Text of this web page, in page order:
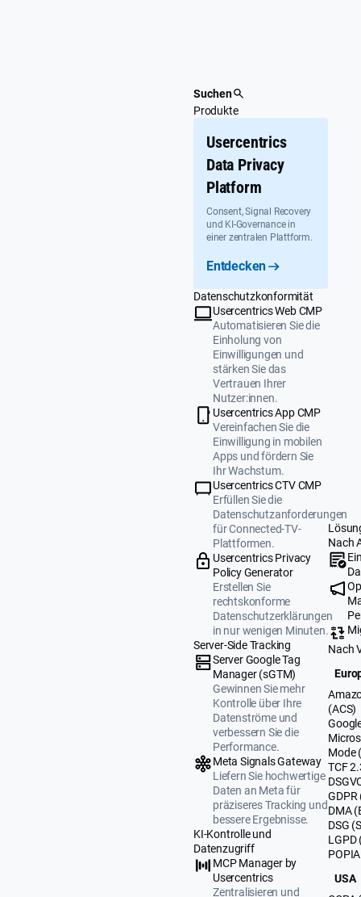
Suchen
Produkte
Usercentrics
Data Privacy
Platform
Consent, Signal Recovery
und KI-Governance in
einer zentralen Plattform.
Entdecken
Datenschutzkonformität
Usercentrics Web CMP
Automatisieren Sie die
Einholung von
Einwilligungen und
stärken Sie das
Vertrauen Ihrer
Nutzer:innen.
Usercentrics App CMP
Vereinfachen Sie die
Einwilligung in mobilen
Apps und fördern Sie
Ihr Wachstum.
Usercentrics CTV CMP
Erfüllen Sie die
Datenschutzanforderungen
für Connected-TV-
Plattformen.
Usercentrics Privacy
Policy Generator
Erstellen Sie
rechtskonforme
Datenschutzerklärungen
in nur wenigen Minuten.
Server-Side Tracking
Server Google Tag
Manager (sGTM)
Gewinnen Sie mehr
Kontrolle über Ihre
Datenströme und
verbessern Sie die
Performance.
Meta Signals Gateway
Liefern Sie hochwertige
Daten an Meta für
präziseres Tracking und
bessere Ergebnisse.
KI-Kontrolle und
Datenzugriff
MCP Manager by
Usercentrics
Zentralisieren und
Nach
Nach
(ACS)
Mode
TCF
GDPR
DMA
DSG
LGPD
USA